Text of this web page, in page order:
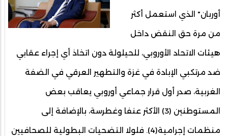
أوربان" الذي استعمل أكثر
من مرة حق النقض داخل
هيئات الاتحاد الأوروبي، للحيلولة دون اتخاذ أي إجراء عقابي
ضد مرتكبي الإبادة في غزة والتطهير العرقي في الضفة
الغربية، صدر أول قرار جماعي أوروبي يعاقب بعض
المستوطنين (3) الأكثر عنفا وغطرسة، بالإضافة إلى
منظمات إجرامية(4). فلولا التضحيات البطولية للصحافيين